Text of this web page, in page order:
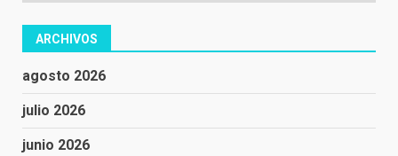
ARCHIVOS
agosto 2026
julio 2026
junio 2026